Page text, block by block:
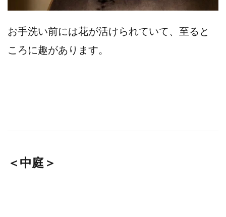
お手洗い前には花が活けられていて、至ると
ころに趣があります。
＜中庭＞